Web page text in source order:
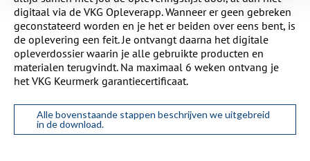
digitaal via de VKG Opleverapp. Wanneer er geen gebreken
geconstateerd worden en je het er beiden over eens bent, is
de oplevering een feit. Je ontvangt daarna het digitale
opleverdossier waarin je alle gebruikte producten en
materialen terugvindt. Na maximaal 6 weken ontvang je
het VKG Keurmerk garantiecertificaat.
Alle bovenstaande stappen beschrijven we uitgebreid
in de download.